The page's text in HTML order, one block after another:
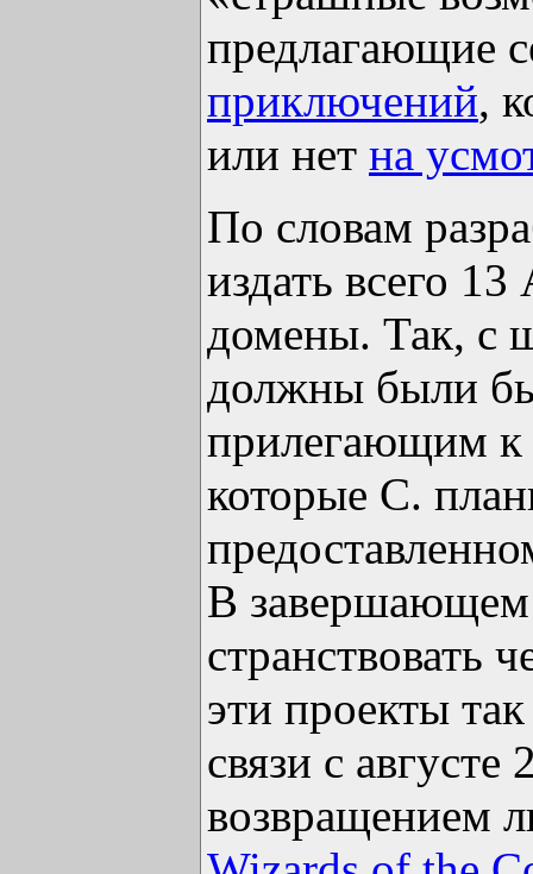
предлагающие
приключений,
или нет на
По словам
издать всего
домены. Так, с
должны были
прилегающим к
которые С.
В
странствовать
эти проекты
связи с августе
возвращением